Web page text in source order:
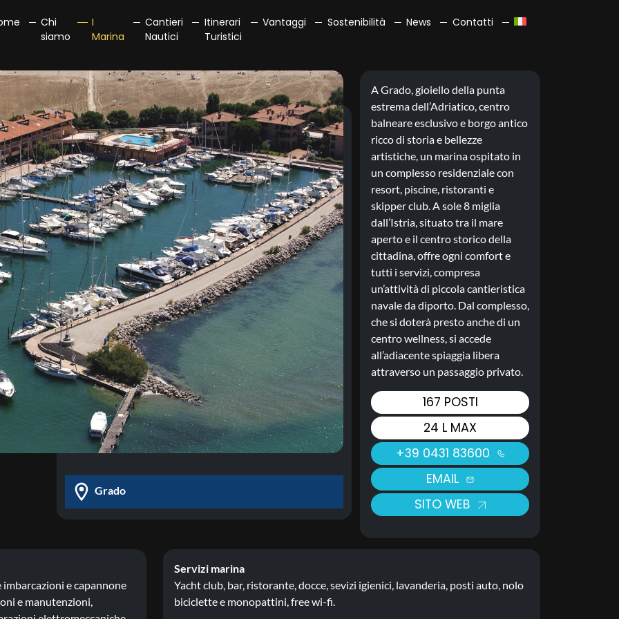
Chi
siamo
I
Marina
Cantieri
Nautici
Itinerari
Turistici
Vantaggi Sostenibilità News Contatti
Grado
A Grado, gioiello della punta
estrema dell’Adriatico, centro
balneare esclusivo e borgo antico
ricco di storia e bellezze
artistiche, un marina ospitato in
un complesso residenziale con
resort, piscine, ristoranti e
skipper club. A sole 8 miglia
dall’Istria, situato tra il mare
aperto e il centro storico della
cittadina, offre ogni comfort e
tutti i servizi, compresa
un’attività di piccola cantieristica
navale da diporto. Dal complesso,
che si doterà presto anche di un
centro wellness, si accede
all’adiacente spiaggia libera
attraverso un passaggio privato.
167 POSTI
24 L MAX
+39 0431 83600
EMAIL
SITO WEB
e capannone
e manutenzioni,
Servizi marina
Yacht club, bar, ristorante, docce, sevizi igienici, lavanderia, posti auto, nolo
biciclette e monopattini, free wi-fi.